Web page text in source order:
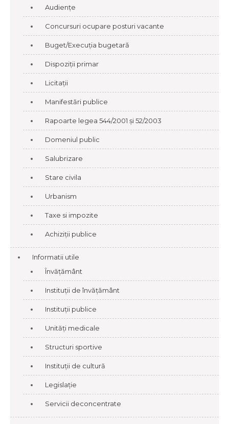
Audiențe
Concursuri ocupare posturi vacante
Buget/Execuția bugetară
Dispoziții primar
Licitații
Manifestări publice
Rapoarte legea 544/2001 și 52/2003
Domeniul public
Salubrizare
Stare civila
Urbanism
Taxe si impozite
Achiziții publice
Informatii utile
Învățământ
Instituții de învățământ
Instituții publice
Unități medicale
Structuri sportive
Instituții de cultură
Legislație
Servicii deconcentrate